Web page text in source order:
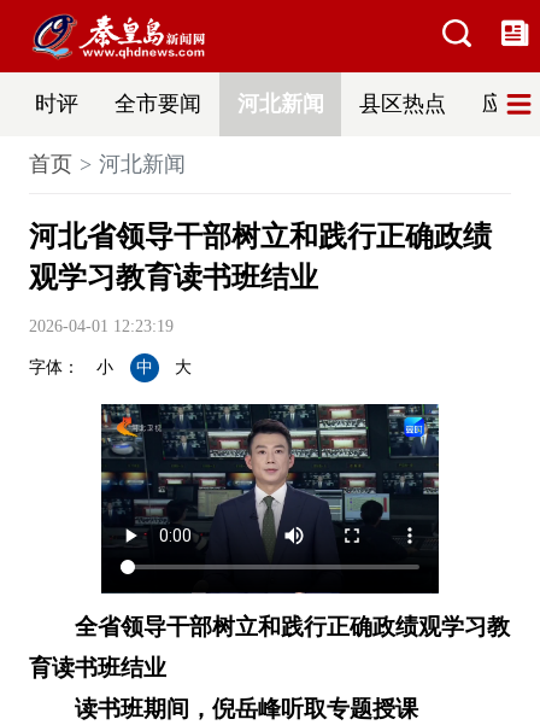
时评 全市要闻 河北新闻 县区热点 应急
首页 河北新闻
河北省领导干部树立和践行正确政绩
观学习教育读书班结业
2026-04-01 12:23:19
字体： 小 中 大
全省领导干部树立和践行正确政绩观学习教
育读书班结业
读书班期间，倪岳峰听取专题授课